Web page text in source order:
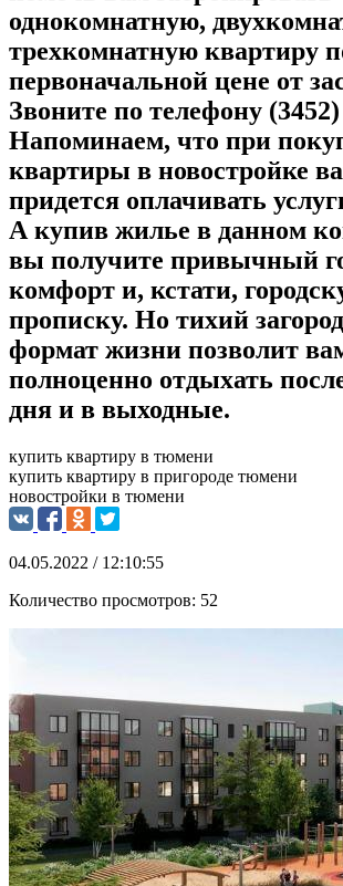
однокомнатную,
трехкомнатную квартиру
первоначальной цене от
Звоните по телефону
Напоминаем, что при
квартиры в новостройке
придется оплачивать
А купив жилье в данном
вы получите привычный
комфорт и, кстати,
прописку. Но тихий
формат жизни позволит
полноценно отдыхать
дня и в выходные.
купить квартиру в тюмени
купить квартиру в пригороде тюмени
новостройки в тюмени
04.05.2022 / 12:10:55
Количество просмотров: 52